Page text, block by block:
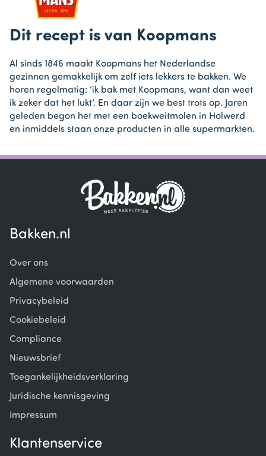
Dit recept is van Koopmans
Al sinds 1846 maakt Koopmans het Nederlandse
gezinnen gemakkelijk om zelf iets lekkers te bakken. We
horen regelmatig: ‘ik bak met Koopmans, want dan weet
ik zeker dat het lukt’. En daar zijn we best trots op. Jaren
geleden begon het met een boekweitmolen in Holwerd
en inmiddels staan onze producten in alle supermarkten.
Bakken.nl
Over ons
Algemene voorwaarden
Privacybeleid
Cookiebeleid
Compliance
Nieuwsbrief
Toegankelijkheidsverklaring
Juridische kennisgeving
Impressum
Klantenservice